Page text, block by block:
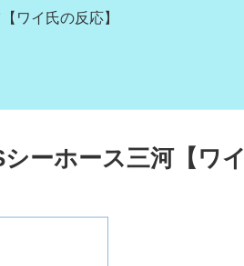
ワイ氏の反応】
ーホース三河【ワイ